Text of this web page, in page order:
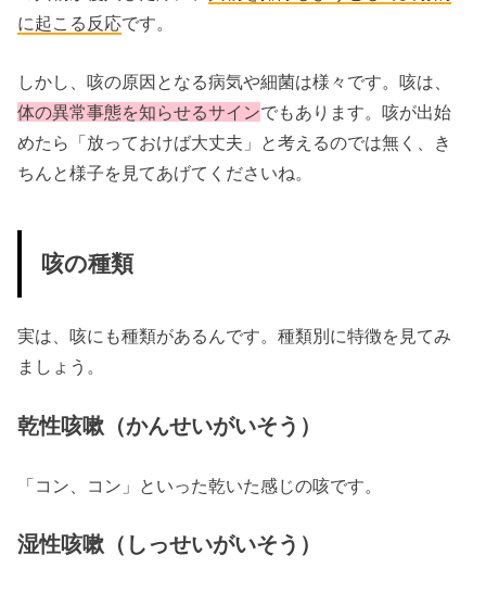
に起こる 反応です。
しかし、咳の原因となる病気や細菌は様々です。咳は、
体の異常事態を知らせるサインでもあります。咳が出始
めたら「放っておけば大丈夫」と考えるのでは無く、き
ちんと様子を見てあげてくださいね。
咳の種類
実は、咳にも種類があるんです。種類別に特徴を見てみ
ましょう。
乾性咳嗽（かんせいがいそう）
「コン、コン」といった乾いた感じの咳です。
湿性咳嗽（しっせいがいそう）